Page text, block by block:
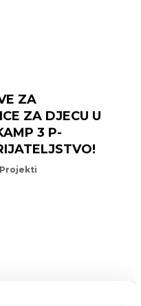
ZA
ZA DJECU U
3 P-
Projekti